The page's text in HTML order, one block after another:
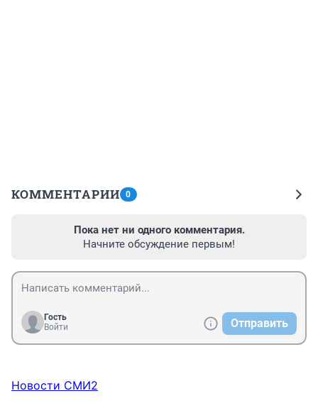
КОММЕНТАРИИ 0
Пока нет ни одного комментария.
Начните обсуждение первым!
Гость
Войти
Отправить
Новости СМИ2